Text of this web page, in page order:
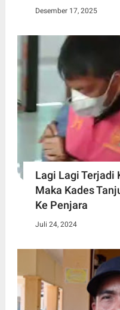
Desember 17, 2025
Lagi Lagi Terjadi
Maka Kades
Ke Penjara
Juli 24, 2024